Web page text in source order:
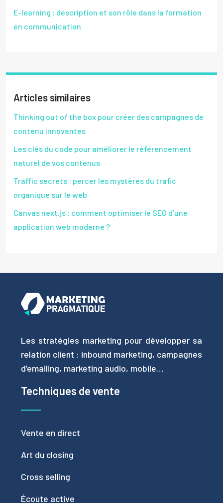
E-learning : description et son rôle dans la formation
en communication
Articles similaires
Thinking out of the box pour créer des campagnes de
contenu innovantes
Les clés du code pour améliorer le référencement
naturel de vos contenus
Traffic secrets : percer les mystères du trafic
organique sur le web
Canvas next.js : comment optimiser le SEO d’une
application web moderne ?
Les stratégies marketing pour développer sa
relation client : inbound marketing, campagnes
d’emailing, marketing audio, mobile…
Techniques de vente
Vente en direct
Art du closing
Cross selling
Écoute active